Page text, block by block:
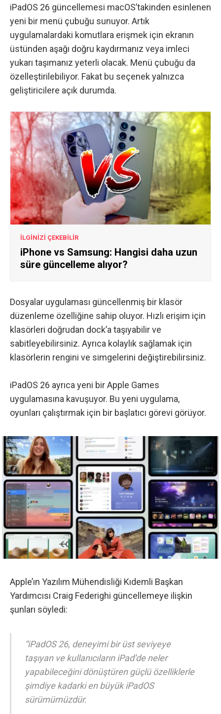
iPadOS 26 güncellemesi macOS’takinden esinlenen
yeni bir menü çubuğu sunuyor. Artık
uygulamalardaki komutlara erişmek için ekranın
üstünden aşağı doğru kaydırmanız veya imleci
yukarı taşımanız yeterli olacak. Menü çubuğu da
özelleştirilebiliyor. Fakat bu seçenek yalnızca
geliştiricilere açık durumda.
İLGİNİZİ ÇEKEBİLİR
iPhone vs Samsung: Hangisi daha uzun
süre güncelleme alıyor?
Dosyalar uygulaması güncellenmiş bir klasör
düzenleme özelliğine sahip oluyor. Hızlı erişim için
klasörleri doğrudan dock’a taşıyabilir ve
sabitleyebilirsiniz. Ayrıca kolaylık sağlamak için
klasörlerin rengini ve simgelerini değiştirebilirsiniz.
iPadOS 26 ayrıca yeni bir Apple Games
uygulamasına kavuşuyor. Bu yeni uygulama,
oyunları çalıştırmak için bir başlatıcı görevi görüyor.
Apple’ın Yazılım Mühendisliği Kıdemli Başkan
Yardımcısı Craig Federighi güncellemeye ilişkin
şunları söyledi:
“iPadOS 26, deneyimi bir üst seviyeye
taşıyan ve kullanıcıların iPad’de neler
yapabileceğini dönüştüren güçlü özelliklerle
şimdiye kadarki en büyük iPadOS
sürümümüzdür.